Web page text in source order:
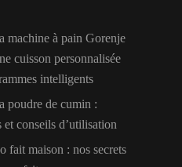
machine à pain Gorenje
cuisson personnalisée
intelligents
poudre de cumin :
et conseils d’utilisation
fait maison : nos secrets